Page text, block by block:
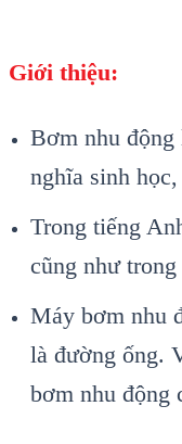
Giới thiệu:
Bơm nhu động
nghĩa sinh
Trong tiếng
cũng như
Máy bơm nhu
là đường ống.
bơm nhu động